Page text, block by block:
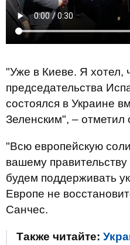
"Уже в Киеве. Я хотел,
председательства
состоялся в Украине
Зеленским", – отметил
"Всю европейскую
вашему
будем поддерживать
Европе не
Санчес.
Также читайте: